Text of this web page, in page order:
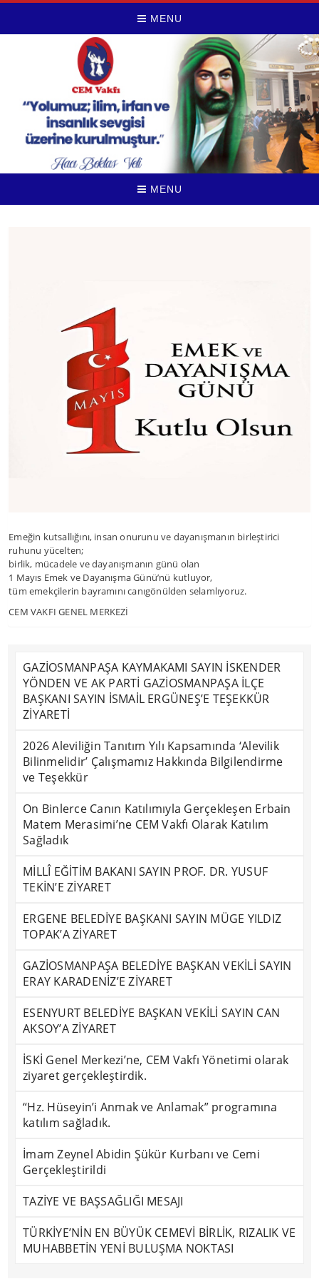
MENU
MENU
Emeğin kutsallığını, insan onurunu ve dayanışmanın birleştirici
ruhunu yücelten;
birlik, mücadele ve dayanışmanın günü olan
1 Mayıs Emek ve Dayanışma Günü’nü kutluyor,
tüm emekçilerin bayramını canıgönülden selamlıyoruz.
CEM VAKFI GENEL MERKEZİ
GAZİOSMANPAŞA KAYMAKAMI SAYIN İSKENDER
YÖNDEN VE AK PARTİ GAZİOSMANPAŞA İLÇE
BAŞKANI SAYIN İSMAİL ERGÜNEŞ’E TEŞEKKÜR
ZİYARETİ
2026 Aleviliğin Tanıtım Yılı Kapsamında ‘Alevilik
Bilinmelidir’ Çalışmamız Hakkında Bilgilendirme
ve Teşekkür
On Binlerce Canın Katılımıyla Gerçekleşen Erbain
Matem Merasimi’ne CEM Vakfı Olarak Katılım
Sağladık
MİLLÎ EĞİTİM BAKANI SAYIN PROF. DR. YUSUF
TEKİN’E ZİYARET
ERGENE BELEDİYE BAŞKANI SAYIN MÜGE YILDIZ
TOPAK’A ZİYARET
GAZİOSMANPAŞA BELEDİYE BAŞKAN VEKİLİ SAYIN
ERAY KARADENİZ’E ZİYARET
ESENYURT BELEDİYE BAŞKAN VEKİLİ SAYIN CAN
AKSOY’A ZİYARET
İSKİ Genel Merkezi’ne, CEM Vakfı Yönetimi olarak
ziyaret gerçekleştirdik.
“Hz. Hüseyin’i Anmak ve Anlamak” programına
katılım sağladık.
İmam Zeynel Abidin Şükür Kurbanı ve Cemi
Gerçekleştirildi
TAZİYE VE BAŞSAĞLIĞI MESAJI
TÜRKİYE’NİN EN BÜYÜK CEMEVİ BİRLİK, RIZALIK VE
MUHABBETİN YENİ BULUŞMA NOKTASI